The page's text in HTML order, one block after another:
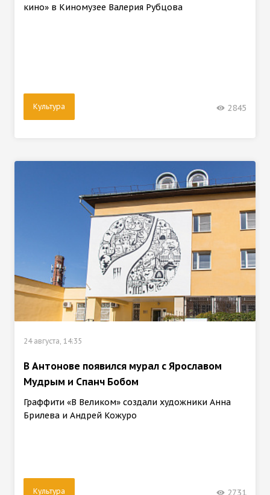
кино» в Киномузее Валерия Рубцова
Культура 2845
24 августа, 14:35
В Антонове появился мурал с Ярославом
Мудрым и Спанч Бобом
Граффити «В Великом» создали художники Анна
Брилева и Андрей Кожуро
Культура 2731